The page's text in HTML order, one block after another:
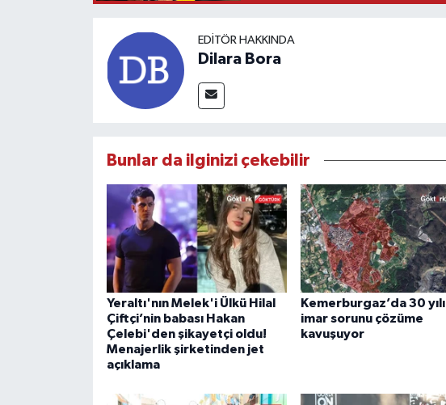
EDITÖR HAKKINDA
Dilara Bora
Bunlar da ilginizi çekebilir
Yeraltı'nın Melek'i Ülkü Hilal
Çiftçi’nin babası Hakan
Çelebi'den şikayetçi oldu!
Menajerlik şirketinden jet
açıklama
Kemerburgaz’da 30
imar sorunu çözüme
kavuşuyor